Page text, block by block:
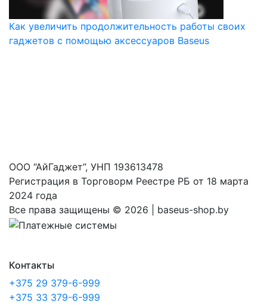
Как увеличить продолжительность работы своих
гаджетов с помощью аксессуаров Baseus
ООО “АйГаджет”, УНП 193613478
Регистрация в Торговорм Реестре РБ от 18 марта
2024 года
Все права защищены © 2026 | baseus-shop.by
Контакты
+375 29 379-6-999
+375 33 379-6-999